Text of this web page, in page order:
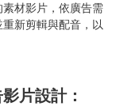
材影片，依廣告需
新剪輯與配音，以
片設計：